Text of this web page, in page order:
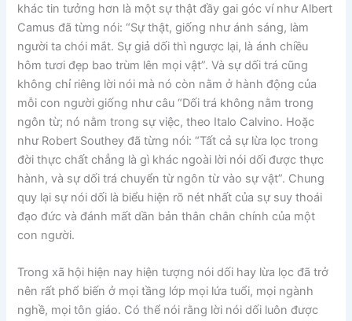
khác tin tưởng hơn là một sự thật đầy gai góc ví như Albert
Camus đã từng nói: “Sự thật, giống như ánh sáng, làm
người ta chói mắt. Sự giả dối thì ngược lại, là ánh chiều
hôm tươi đẹp bao trùm lên mọi vật”. Và sự dối trá cũng
không chỉ riêng lời nói mà nó còn nằm ở hành động của
mỗi con người giống như câu “Dối trá không nằm trong
ngôn từ; nó nằm trong sự việc, theo Italo Calvino. Hoặc
như Robert Southey đã từng nói: “Tất cả sự lừa lọc trong
đời thực chất chẳng là gì khác ngoài lời nói dối được thực
hành, và sự dối trá chuyển từ ngôn từ vào sự vật”. Chung
quy lại sự nói dối là biểu hiện rõ nét nhất của sự suy thoái
đạo đức và đánh mất dần bản thân chân chính của một
con người.
Trong xã hội hiện nay hiện tượng nói dối hay lừa lọc đã trở
nên rất phổ biến ở mọi tầng lớp mọi lứa tuổi, mọi ngành
nghề, mọi tôn giáo. Có thể nói rằng lời nói dối luôn được